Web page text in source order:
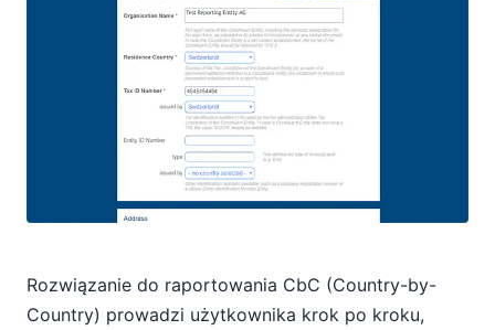
Rozwiązanie do raportowania CbC (Country-by-
Country) prowadzi użytkownika krok po kroku,